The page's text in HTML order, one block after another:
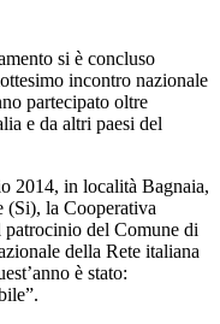
si è concluso
incontro nazionale
partecipato oltre
e da altri paesi del
2014, in località Bagnaia,
(Si), la Cooperativa
del Comune di
della Rete italiana
è stato: